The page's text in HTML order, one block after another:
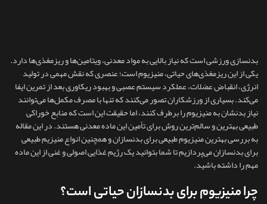
بدنسازی ورزشی است که نیاز بالایی به مواد معدنی، ویتامین‌ها و ریزمغذی‌ها دارد.
یکی از این ریزمغذی‌های حیاتی، منیزیوم است؛ عنصری که نقش مهمی در تولید
انرژی، انقباض عضلات، عملکرد سیستم عصبی و بهبود ریکاوری بعد از تمرین ایفا
می‌کند. بسیاری از ورزشکاران تصور می‌کنند که تنها با مصرف مکمل‌ها می‌توانند
نیاز بدنشان به منیزیوم را برطرف کنند، اما حقیقت این است که منابع خوراکی
طبیعی بهترین و سالم‌ترین روش برای تأمین این ماده معدنی هستند. در این مقاله
به بررسی بهترین منیزیوم طبیعی برای بدنسازان و همچنین انواع منیزیم طبیعی
برای بدنسازان می‌پردازیم تا شما بتوانید یک رژیم غذایی اصولی و غنی از این ماده
مهم را داشته باشید.
چرا منیزیوم برای بدنسازان حیاتی است؟